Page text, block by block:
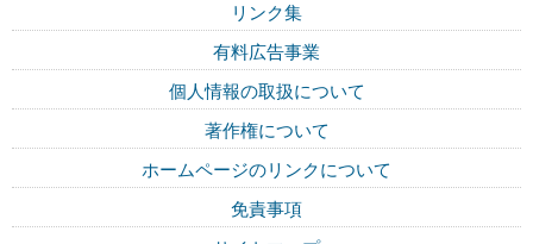
リンク集
有料広告事業
個人情報の取扱について
著作権について
ホームページのリンクについて
免責事項